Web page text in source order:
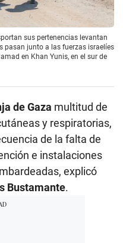
sus pertenencias levantan
pasan junto a las fuerzas israelíes
en Khan Yunis, en el sur de
de Gaza multitud de
y respiratorias,
de la falta de
e instalaciones
explicó
Bustamante.